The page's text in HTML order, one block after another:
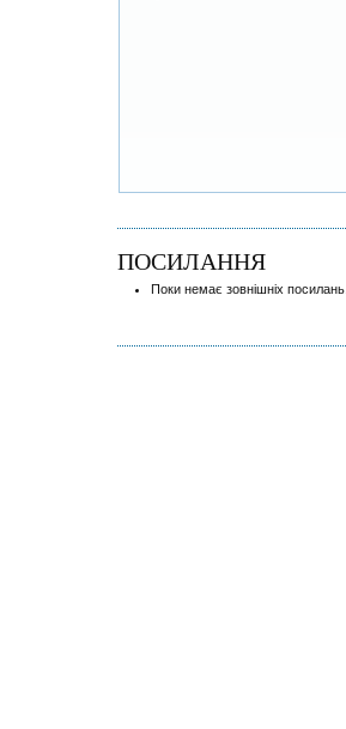
ПОСИЛАННЯ
Поки немає зовнішніх посилань.